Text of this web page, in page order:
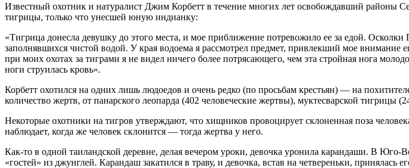
Известный охотник и натуралист Джим Корбетт в течение многих лет освобождавший
тигрицы, только что унесшей юную индианку:
«Тигрица донесла девушку до этого места, и мое приближение потревожило ее за едой.
заполнявшихся чистой водой. У края водоема я рассмотрел предмет, привлекший мое
при моих охотах за тиграми я не видел ничего более потрясающего, чем эта стройная нога
ноги струилась кровь».
Корбетт охотился на одних лишь людоедов и очень редко (по просьбам крестьян) — на
количество жертв, от панарского леопарда (402 человеческие жертвы), муктесварской тигрицы
Некоторые охотники на тигров утверждают, что хищников провоцирует склоненная поза
наблюдает, когда же человек склонится — тогда жертва у него.
Как-то в одной таиландской деревне, делая вечером уроки, девочка уронила карандаши. В
«гостей» из джунглей. Карандаш закатился в траву, и девочка, встав на четвереньки, принялась